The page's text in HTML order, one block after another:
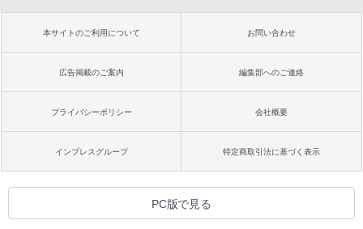
本サイトのご利用について お問い合わせ
広告掲載のご案内 編集部へのご連絡
プライバシーポリシー 会社概要
インプレスグループ 特定商取引法に基づく表示
PC版で見る